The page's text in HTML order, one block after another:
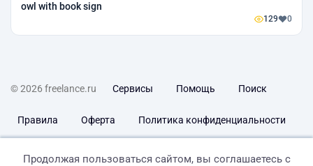
owl with book sign
129 0
© 2026 freelance.ru Сервисы Помощь Поиск
Правила Оферта Политика конфиденциальности
Продолжая пользоваться сайтом, вы соглашаетесь с